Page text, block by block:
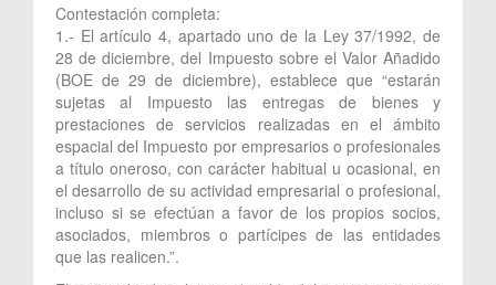
Contestación completa:
1.- El artículo 4, apartado uno de la Ley 37/1992, de
28 de diciembre, del Impuesto sobre el Valor Añadido
(BOE de 29 de diciembre), establece que “estarán
sujetas al Impuesto las entregas de bienes y
prestaciones de servicios realizadas en el ámbito
espacial del Impuesto por empresarios o profesionales
a título oneroso, con carácter habitual u ocasional, en
el desarrollo de su actividad empresarial o profesional,
incluso si se efectúan a favor de los propios socios,
asociados, miembros o partícipes de las entidades
que las realicen.”.